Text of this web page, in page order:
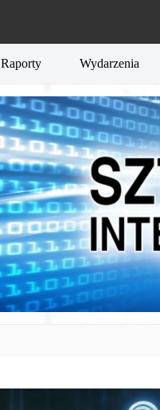
Raporty Wydarzenia